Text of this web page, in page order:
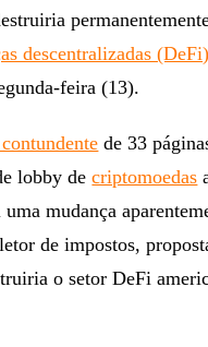
descentralizadas (DeFi)
feira (13).
de 33
lobby decriptomoedas
mudança
de impostos,
o setor DeFi